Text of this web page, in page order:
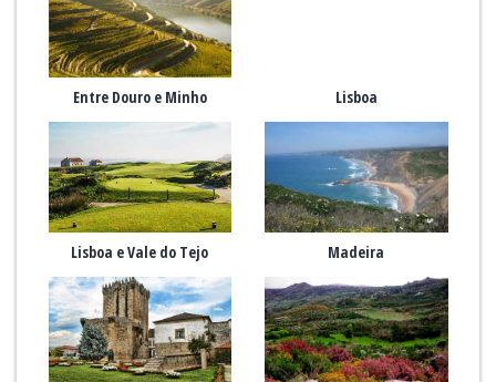
Entre Douro e Minho Lisboa
Lisboa e Vale do Tejo Madeira